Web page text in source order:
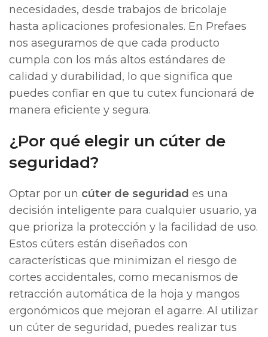
necesidades, desde trabajos de bricolaje
hasta aplicaciones profesionales. En Prefaes
nos aseguramos de que cada producto
cumpla con los más altos estándares de
calidad y durabilidad, lo que significa que
puedes confiar en que tu cutex funcionará de
manera eficiente y segura.
¿Por qué elegir un cúter de
seguridad?
Optar por un cúter de seguridad es una
decisión inteligente para cualquier usuario, ya
que prioriza la protección y la facilidad de uso.
Estos cúters están diseñados con
características que minimizan el riesgo de
cortes accidentales, como mecanismos de
retracción automática de la hoja y mangos
ergonómicos que mejoran el agarre. Al utilizar
un cúter de seguridad, puedes realizar tus